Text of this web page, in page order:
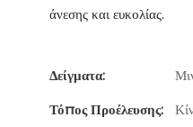
άνεσης και ευκολίας.
Δείγματα:
Τόπος Προέλευσης: